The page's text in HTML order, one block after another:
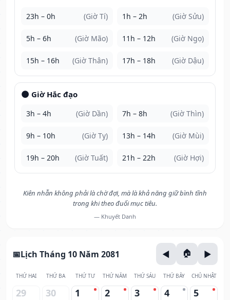
23h – 0h (Giờ Tí) 1h – 2h (Giờ Sửu)
5h – 6h (Giờ Mão) 11h – 12h (Giờ Ngọ)
15h – 16h (Giờ Thân) 17h – 18h (Giờ Dậu)
🌑 Giờ Hắc đạo
3h – 4h (Giờ Dần) 7h – 8h (Giờ Thìn)
9h – 10h (Giờ Tỵ) 13h – 14h (Giờ Mùi)
19h – 20h (Giờ Tuất) 21h – 22h (Giờ Hợi)
Kiên nhẫn không phải là chờ đợi, mà là khả năng giữ bình tĩnh
trong khi theo đuổi mục tiêu.
— Khuyết Danh
Lịch Tháng 10 Năm 2081
THỨ HAI THỨ BA THỨ TƯ THỨ NĂM THỨ SÁU THỨ BẢY CHỦ NHẬT
29 30 1 2 3 4 5